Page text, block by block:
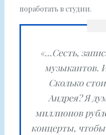
поработать в студии.
«…Сесть,
музыкантов.
Сколько
Андрея? Я
миллионов
концерты, чтобы